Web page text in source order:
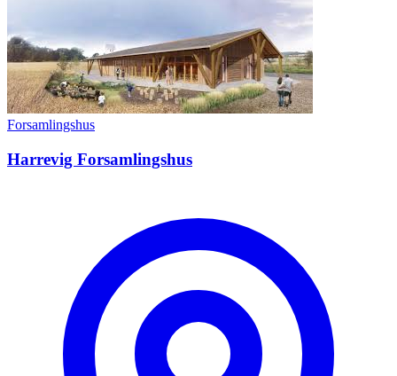
Forsamlingshus
Harrevig Forsamlingshus